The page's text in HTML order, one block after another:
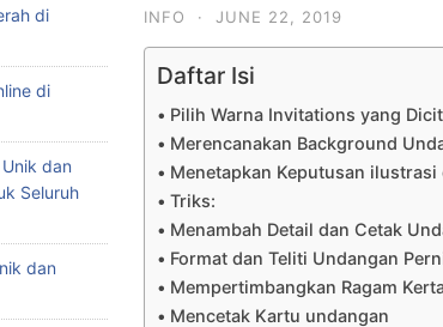
INFO · JUNE 22, 2019
Daftar Isi
Pilih Warna Invitations yang
Merencanakan Background
Menetapkan Keputusan ilustrasi
Triks:
Menambah Detail dan Cetak
Format dan Teliti Undangan
Mempertimbangkan Ragam
Mencetak Kartu undangan
di
di
dan
Seluruh
dan